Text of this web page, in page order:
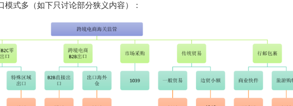
模式多（如下只讨论部分狭义内容）：